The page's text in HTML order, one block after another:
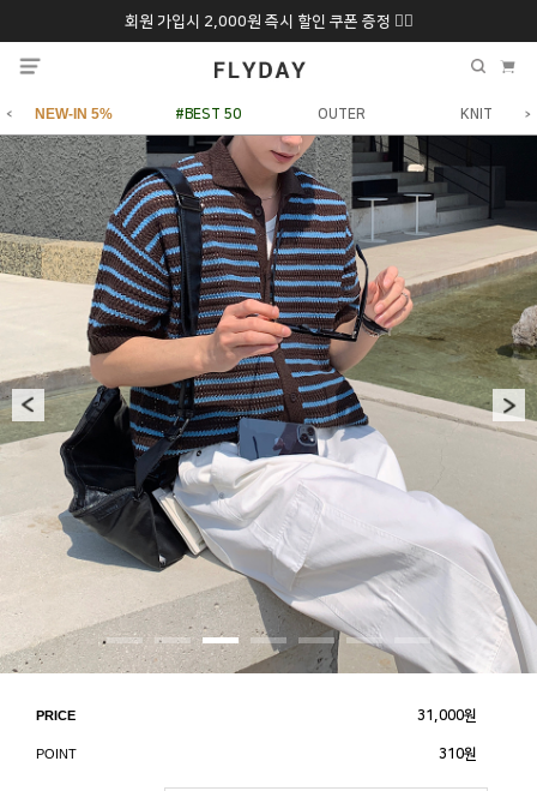
회원 가입시 2,000원 즉시 할인 쿠폰 증정 ❤️‍🔥
추석 특별 할인 10~20% 9/6 화 ~ 9/12월
NEW-IN 5% #BEST 50 OUTER KNIT
PRICE 31,000원
POINT 310원